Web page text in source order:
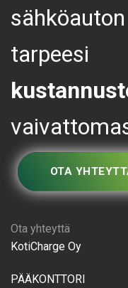
tarpeesi
OTA
Ota yhteyttä
KotiCharge Oy
PÄÄKONTTORI